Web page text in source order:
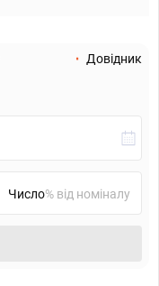
Довідник
% від номіналу